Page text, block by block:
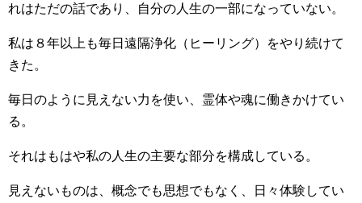
れはただの話であり、自分の人生の一部になっていない。
私は８年以上も毎日遠隔浄化（ヒーリング）をやり続けて
きた。
毎日のように見えない力を使い、霊体や魂に働きかけてい
る。
それはもはや私の人生の主要な部分を構成している。
見えないものは、概念でも思想でもなく、日々体験してい